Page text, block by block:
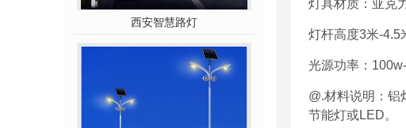
西安智慧路灯
灯具材质：亚克
灯杆高度3米-4.5
光源功率：
@.材料说明：铝
节能灯或LED。